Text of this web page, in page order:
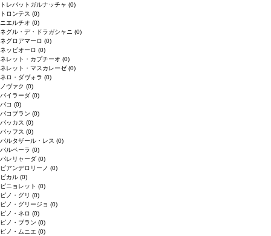
トレパットガルナッチャ (0)
トロンテス (0)
ニエルチオ (0)
ネグル・デ・ドラガシャニ (0)
ネグロアマーロ (0)
ネッビオーロ (0)
ネレット・カプチーオ (0)
ネレット・マスカレーゼ (0)
ネロ・ダヴォラ (0)
ノヴァク (0)
バイラーダ (0)
バコ (0)
バコブラン (0)
バッカス (0)
バッフス (0)
バルタザール・レス (0)
バルベーラ (0)
パレリャーダ (0)
ピアンデロリーノ (0)
ビカル (0)
ピニョレット (0)
ピノ・グリ (0)
ピノ・グリージョ (0)
ピノ・ネロ (0)
ピノ・ブラン (0)
ピノ・ムニエ (0)